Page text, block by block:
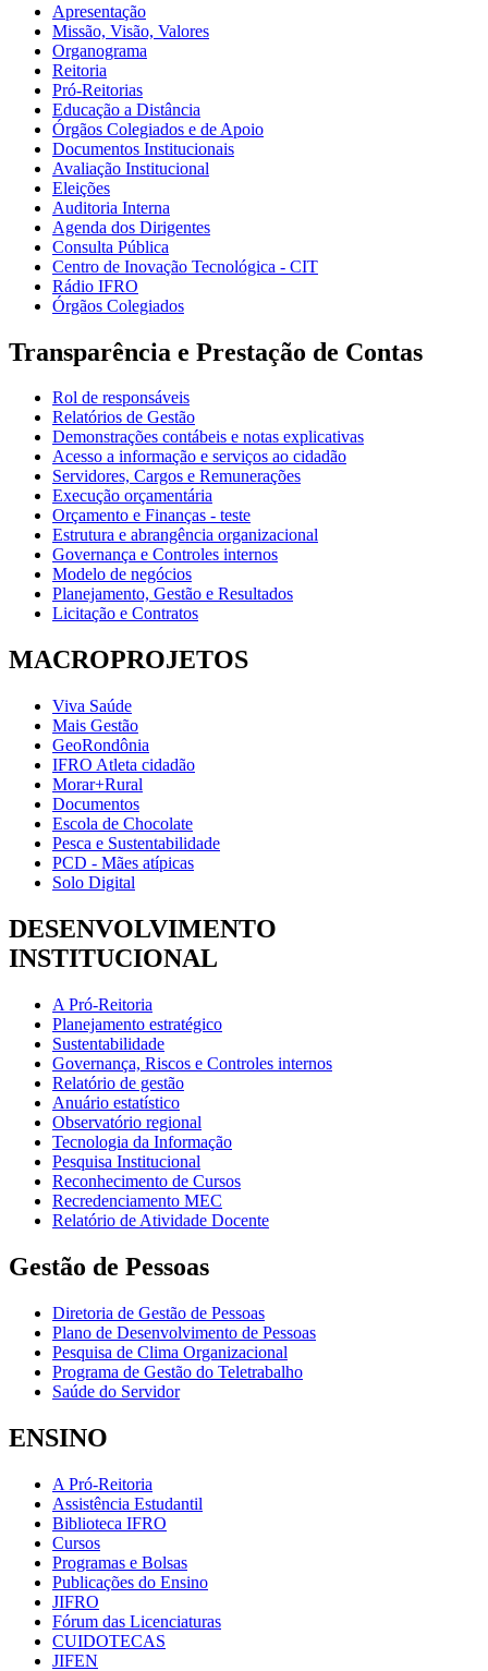
Apresentação
Missão, Visão, Valores
Organograma
Reitoria
Pró-Reitorias
Educação a Distância
Órgãos Colegiados e de Apoio
Documentos Institucionais
Avaliação Institucional
Eleições
Auditoria Interna
Agenda dos Dirigentes
Consulta Pública
Centro de Inovação Tecnológica - CIT
Rádio IFRO
Órgãos Colegiados
Transparência e Prestação de Contas
Rol de responsáveis
Relatórios de Gestão
Demonstrações contábeis e notas explicativas
Acesso a informação e serviços ao cidadão
Servidores, Cargos e Remunerações
Execução orçamentária
Orçamento e Finanças - teste
Estrutura e abrangência organizacional
Governança e Controles internos
Modelo de negócios
Planejamento, Gestão e Resultados
Licitação e Contratos
MACROPROJETOS
Viva Saúde
Mais Gestão
GeoRondônia
IFRO Atleta cidadão
Morar+Rural
Documentos
Escola de Chocolate
Pesca e Sustentabilidade
PCD - Mães atípicas
Solo Digital
DESENVOLVIMENTO
INSTITUCIONAL
A Pró-Reitoria
Planejamento estratégico
Sustentabilidade
Governança, Riscos e Controles internos
Relatório de gestão
Anuário estatístico
Observatório regional
Tecnologia da Informação
Pesquisa Institucional
Reconhecimento de Cursos
Recredenciamento MEC
Relatório de Atividade Docente
Gestão de Pessoas
Diretoria de Gestão de Pessoas
Plano de Desenvolvimento de Pessoas
Pesquisa de Clima Organizacional
Programa de Gestão do Teletrabalho
Saúde do Servidor
ENSINO
A Pró-Reitoria
Assistência Estudantil
Biblioteca IFRO
Cursos
Programas e Bolsas
Publicações do Ensino
JIFRO
Fórum das Licenciaturas
CUIDOTECAS
JIFEN